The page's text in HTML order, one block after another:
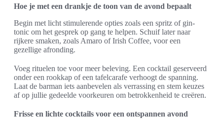
Hoe je met een drankje de toon van de avond bepaalt
Begin met licht stimulerende opties zoals een spritz of gin-
tonic om het gesprek op gang te helpen. Schuif later naar
rijkere smaken, zoals Amaro of Irish Coffee, voor een
gezellige afronding.
Voeg rituelen toe voor meer beleving. Een cocktail geserveerd
onder een rookkap of een tafelcarafe verhoogt de spanning.
Laat de barman iets aanbevelen als verrassing en stem keuzes
af op jullie gedeelde voorkeuren om betrokkenheid te creëren.
Frisse en lichte cocktails voor een ontspannen avond